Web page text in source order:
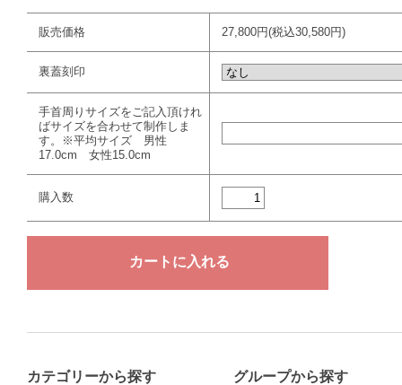
販売価格 27,800円(税込30,580円)
裏蓋刻印
手首周りサイズをご記入頂けれ
ばサイズを合わせて制作しま
す。※平均サイズ 男性
17.0cm 女性15.0cm
購入数
カテゴリーから探す グループから探す